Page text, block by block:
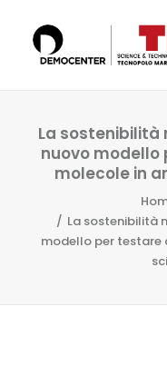
IL TECNOPOLO
SERVIZI
CERTIFICAZIONI E
La sostenibilità
nuovo
molecole in
La sostenibilità
modello per